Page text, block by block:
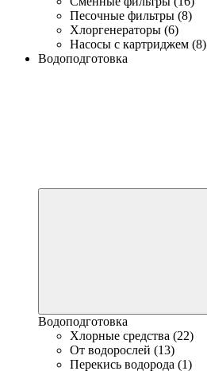
Песочные фильтры (8)
Хлоргенераторы (6)
Насосы с картриджем (8)
Водоподготовка
Водоподготовка
Хлорные средства (22)
От водорослей (13)
Перекись водорода (1)